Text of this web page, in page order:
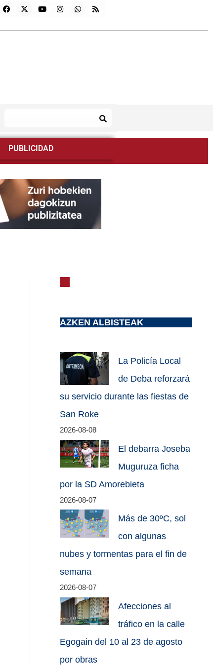
PUBLICIDAD
AZKEN ALBISTEAK
La Policía Local
de Deba reforzará
su servicio durante las fiestas de
San Roke
2026-08-08
El debarra Joseba
Muguruza ficha
por la SD Amorebieta
2026-08-07
Más de 30ºC, sol
con algunas
nubes y tormentas para el fin de
semana
2026-08-07
Afecciones al
tráfico en la calle
Egogain del 10 al 23 de agosto
por obras